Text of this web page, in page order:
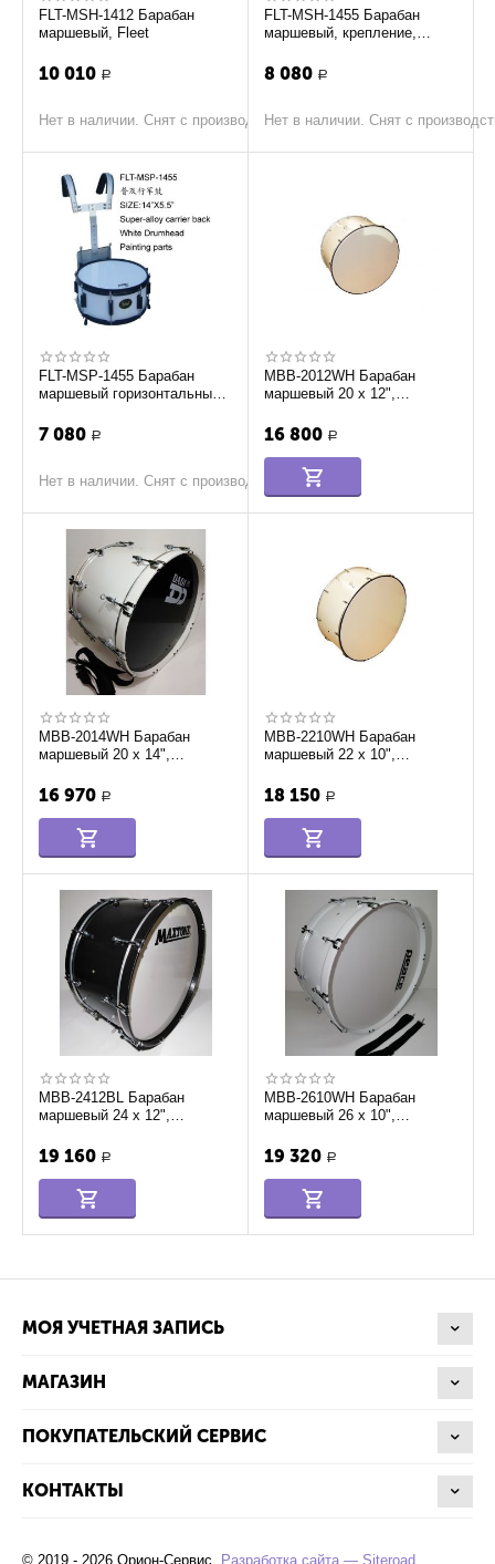
FLT-MSH-1412 Барабан
маршевый, Fleet
10 010 Р
Нет в наличии. Снят с производства
FLT-MSH-1455 Барабан
маршевый, крепление,
комплекте, Fleet
8 080 Р
Нет в наличии. Снят с
FLT-MSP-1455 Барабан
маршевый горизонтальный
7 080 Р
Нет в наличии. Снят с производства
MBB-2012WH Барабан
маршевый 20 х 12",
16 800 Р
MBB-2014WH Барабан
маршевый 20 х 14",
16 970 Р
MBB-2210WH Барабан
маршевый 22 х 10",
18 150 Р
MBB-2412BL Барабан
маршевый 24 х 12",
19 160 Р
MBB-2610WH Барабан
маршевый 26 х 10",
19 320 Р
МОЯ УЧЕТНАЯ ЗАПИСЬ
МАГАЗИН
ПОКУПАТЕЛЬСКИЙ СЕРВИС
КОНТАКТЫ
© 2019 - 2026 Орион-Сервис. Разработка сайта — Siteroad